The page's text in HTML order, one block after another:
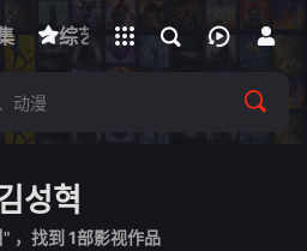
综艺 动漫 短剧
户端
立即登录
성혁
，找到 1部影视作品